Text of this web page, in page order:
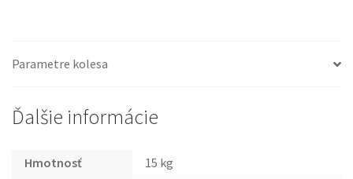
Parametre kolesa
Ďalšie informácie
Hmotnosť
15 kg